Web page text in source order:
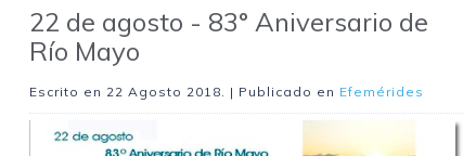
22 de agosto - 83° Aniversario de
Río Mayo
Escrito en 22 Agosto 2018. | Publicado en Efemérides